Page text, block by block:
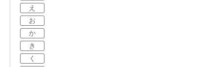
え
お
か
き
く